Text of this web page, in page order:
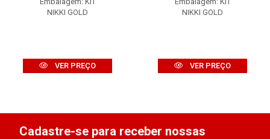
NIKKI GOLD
VER PREÇO
NIKKI GOLD
VER PREÇO
Cadastre-se para receber nossas